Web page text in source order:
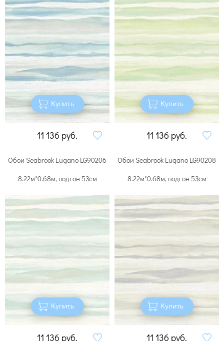
Купить
11 136 руб.
Купить
11 136 руб.
Обои Seabrook Lugano LG90206
8.22м*0.68м, подгон 53см
Купить
11 136 руб.
Обои Seabrook Lugano LG90208
8.22м*0.68м, подгон 53см
Купить
11 136 руб.